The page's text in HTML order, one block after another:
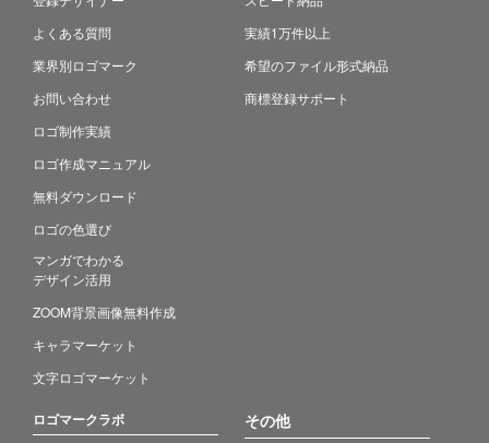
よくある質問
業界別ロゴマーク
お問い合わせ
ロゴ制作実績
ロゴ作成マニュアル
無料ダウンロード
ロゴの色選び
マンガでわかる
デザイン活用
ZOOM背景画像無料作成
キャラマーケット
文字ロゴマーケット
実績1万件以上
希望のファイル形式納品
商標登録サポート
ロゴマークラボ その他